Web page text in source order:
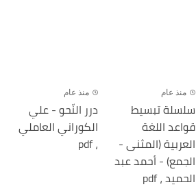
منذ عام
سلسلة تبسيط
قواعد اللغة
العربية (المثنى -
الجمع) - أحمد عبد
الحميد ، pdf
منذ عام
درر النّحو - علي
الكوراني العاملي
، pdf